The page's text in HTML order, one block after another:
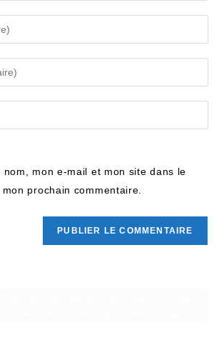
nom, mon e-mail et mon site dans le
prochain commentaire.